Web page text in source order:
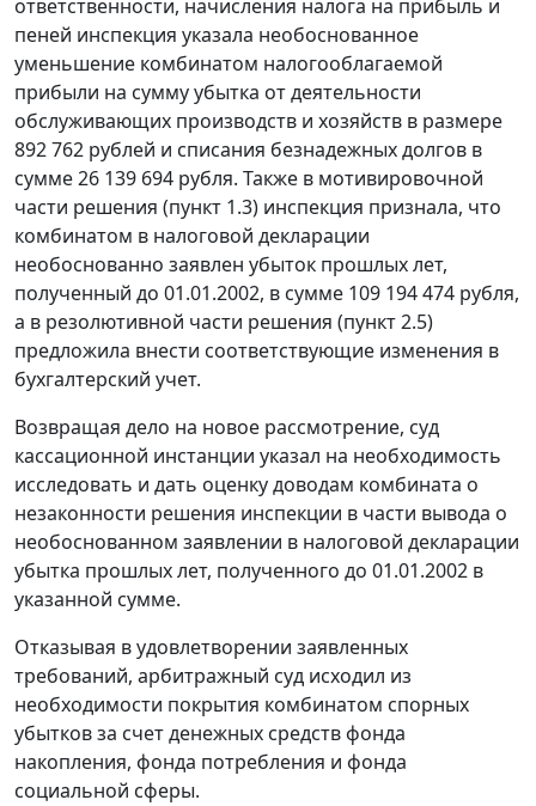
ответственности, начисления налога на прибыль и
пеней инспекция указала необоснованное
уменьшение комбинатом налогооблагаемой
прибыли на сумму убытка от деятельности
обслуживающих производств и хозяйств в размере
892 762 рублей и списания безнадежных долгов в
сумме 26 139 694 рубля. Также в мотивировочной
части решения (пункт 1.3) инспекция признала, что
комбинатом в налоговой декларации
необоснованно заявлен убыток прошлых лет,
полученный до 01.01.2002, в сумме 109 194 474 рубля,
а в резолютивной части решения (пункт 2.5)
предложила внести соответствующие изменения в
бухгалтерский учет.
Возвращая дело на новое рассмотрение, суд
кассационной инстанции указал на необходимость
исследовать и дать оценку доводам комбината о
незаконности решения инспекции в части вывода о
необоснованном заявлении в налоговой декларации
убытка прошлых лет, полученного до 01.01.2002 в
указанной сумме.
Отказывая в удовлетворении заявленных
требований, арбитражный суд исходил из
необходимости покрытия комбинатом спорных
убытков за счет денежных средств фонда
накопления, фонда потребления и фонда
социальной сферы.